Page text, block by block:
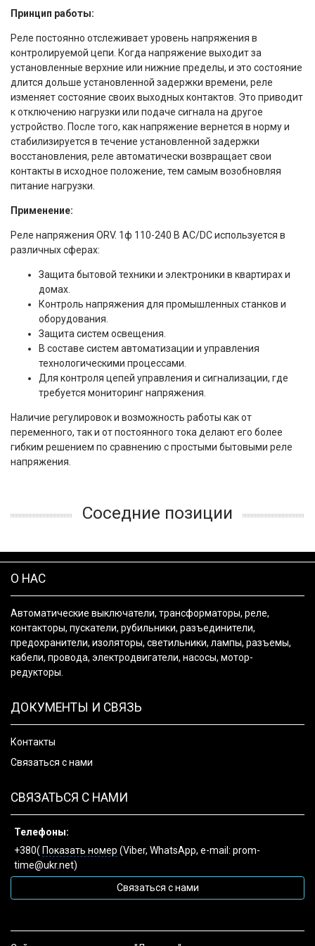
Принцип работы:
Реле постоянно отслеживает уровень напряжения в
контролируемой цепи. Когда напряжение выходит за
установленные верхние или нижние пределы, и это состояние
длится дольше установленной задержки времени, реле
изменяет состояние своих выходных контактов. Это приводит
к отключению нагрузки или подаче сигнала на другое
устройство. После того, как напряжение вернется в норму и
стабилизируется в течение установленной задержки
восстановления, реле автоматически возвращает свои
контакты в исходное положение, тем самым возобновляя
питание нагрузки.
Применение:
Реле напряжения ORV. 1ф 110-240 В AC/DC используется в
различных сферах:
Защита бытовой техники и электроники в квартирах и
домах.
Контроль напряжения для промышленных станков и
оборудования.
Защита систем освещения.
В составе систем автоматизации и управления
технологическими процессами.
Для контроля цепей управления и сигнализации, где
требуется мониторинг напряжения.
Наличие регулировок и возможность работы как от
переменного, так и от постоянного тока делают его более
гибким решением по сравнению с простыми бытовыми реле
напряжения.
Соседние позиции
О НАС
Автоматические выключатели, трансформаторы, реле,
контакторы, пускатели, рубильники, разъединители,
предохранители, изоляторы, светильники, лампы, разъемы,
кабели, провода, электродвигатели, насосы, мотор-
редукторы.
ДОКУМЕНТЫ И СВЯЗЬ
Контакты
Связаться с нами
СВЯЗАТЬСЯ С НАМИ
Телефоны:
+380( Показать номер (Viber, WhatsApp, e-mail: prom-
time@ukr.net)
Связаться с нами